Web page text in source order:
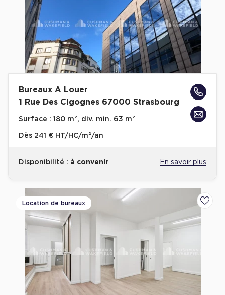
Bureaux A Louer
1 Rue Des Cigognes 67000 Strasbourg
Surface : 180 m², div. min. 63 m²
Dès 241 € HT/HC/m²/an
Disponibilité : à convenir En savoir plus
Location de bureaux